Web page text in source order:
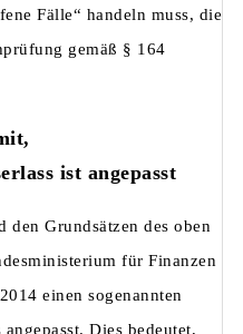
Fälle“ handeln muss, die
gemäß § 164
ist angepasst
den Grundsätzen des oben
für Finanzen
einen sogenannten
Dies bedeutet,